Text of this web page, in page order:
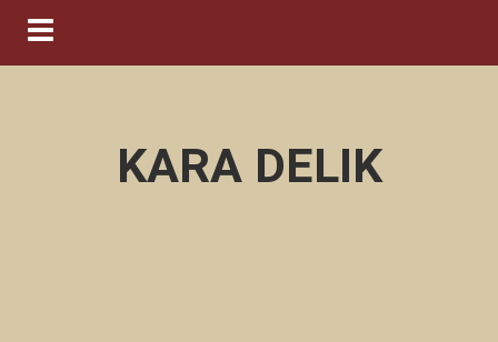
Navigation ein-/ausblenden
KARA DELIK